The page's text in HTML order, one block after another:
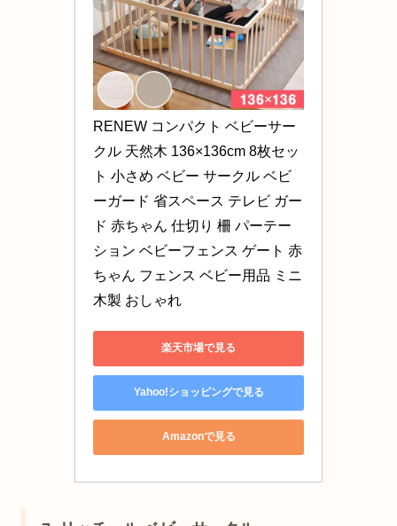
RENEW コンパクト ベビーサー
クル 天然木 136×136cm 8枚セッ
ト 小さめ ベビー サークル ベビ
ーガード 省スペース テレビ ガー
ド 赤ちゃん 仕切り 柵 パーテー
ション ベビーフェンス ゲート 赤
ちゃん フェンス ベビー用品 ミニ
木製 おしゃれ
楽天市場で見る
Yahoo!ショッピングで見る
Amazonで見る